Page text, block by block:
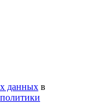
данных в
политики